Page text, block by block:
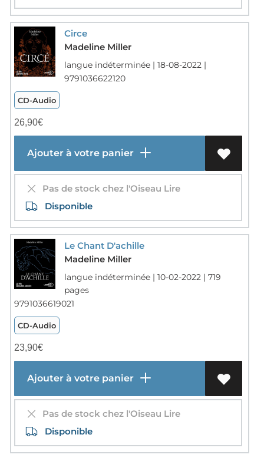
Circe
Madeline Miller
langue indéterminée | 18-08-2022 |
9791036622120
CD-Audio
26,90€
Ajouter à votre panier
Pas de stock chez l'Oiseau Lire
Disponible
Le Chant D'achille
Madeline Miller
langue indéterminée | 10-02-2022 | 719
pages
9791036619021
CD-Audio
23,90€
Ajouter à votre panier
Pas de stock chez l'Oiseau Lire
Disponible